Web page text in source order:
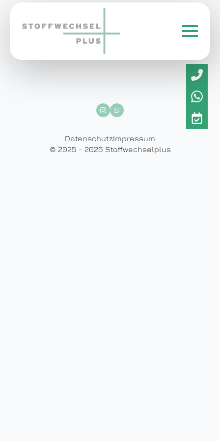
DatenschutzImpressum
© 2025 - 2026 Stoffwechselplus